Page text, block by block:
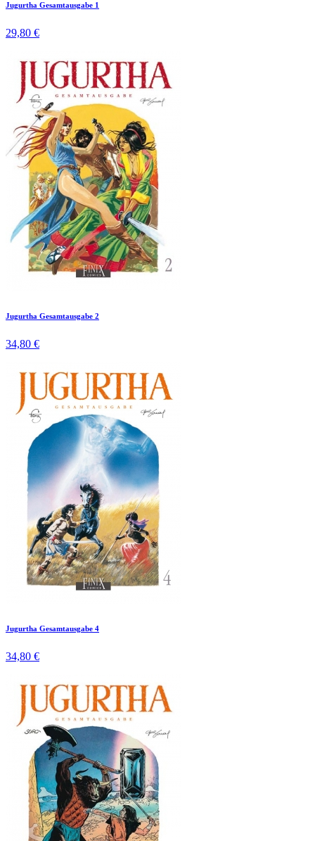
Jugurtha Gesamtausgabe 1
29,80 €
Jugurtha Gesamtausgabe 2
34,80 €
Jugurtha Gesamtausgabe 4
34,80 €